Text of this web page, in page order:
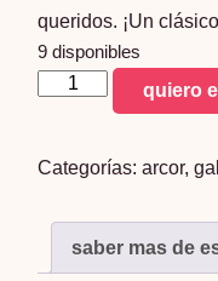
queridos. ¡Un
9 disponibles
rigochoc
quiero
Categorías:arcor,
saber mas de